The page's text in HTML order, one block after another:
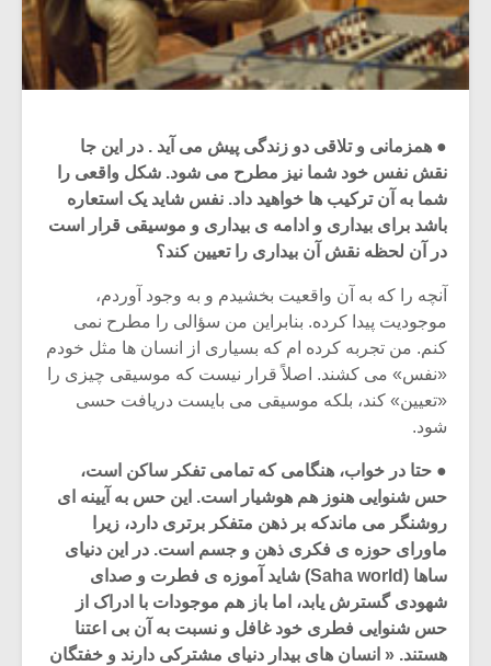
● همزمانی و تلاقی دو زندگی پیش می آید . در این جا
نقش نفس خود شما نیز مطرح می شود. شکل واقعی را
شما به آن ترکیب ها خواهید داد. نفس شاید یک استعاره
باشد برای بیداری و ادامه ی بیداری و موسیقی قرار است
در آن لحظه نقش آن بیداری را تعیین کند؟
آنچه را که به آن واقعیت بخشیدم و به وجود آوردم،
موجودیت پیدا کرده. بنابراین من سؤالی را مطرح نمی
کنم. من تجربه کرده ام که بسیاری از انسان ها مثل خودم
«نفس» می کشند. اصلاً قرار نیست که موسیقی چیزی را
«تعیین» کند، بلکه موسیقی می بایست دریافت حسی
شود.
● حتا در خواب، هنگامی که تمامی تفکر ساکن است،
حس شنوایی هنوز هم هوشیار است. این حس به آیینه ای
روشنگر می ماندکه بر ذهن متفکر برتری دارد، زیرا
ماورای حوزه ی فکری ذهن و جسم است. در این دنیای
ساها (Saha world) شاید آموزه ی فطرت و صدای
شهودی گسترش یابد، اما باز هم موجودات با ادراک از
حس شنوایی فطری خود غافل و نسبت به آن بی اعتنا
هستند. « انسان های بیدار دنیای مشترکی دارند و خفتگان